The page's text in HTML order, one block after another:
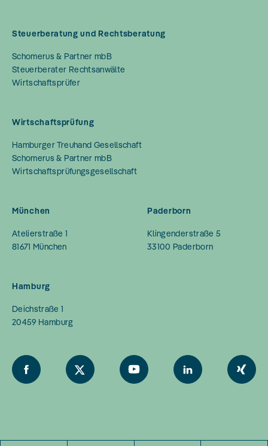
Steuerberatung und Rechtsberatung
Schomerus & Partner mbB
Steuerberater Rechtsanwälte
Wirtschaftsprüfer
Wirtschaftsprüfung
Hamburger Treuhand Gesellschaft
Schomerus & Partner mbB
Wirtschaftsprüfungsgesellschaft
München
Atelierstraße 1
81671 München
Paderborn
Klingenderstraße 5
33100 Paderborn
Hamburg
Deichstraße 1
20459 Hamburg